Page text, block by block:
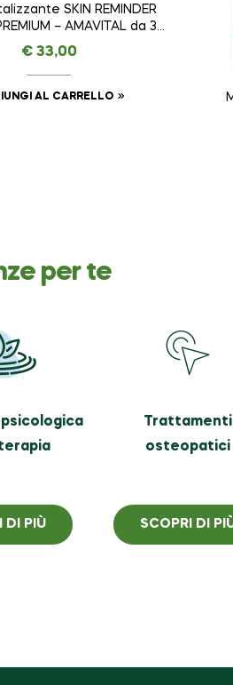
SKIN REMINDER
– AMAVITAL da 30
ml
€33,00
AL CARRELLO
per te
DI PIÙ
Trattamenti
osteopatici
SCOPRI DI